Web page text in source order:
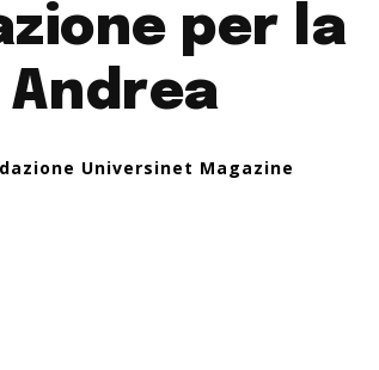
per la
Universinet Magazine